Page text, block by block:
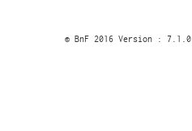
© BnF 2016 Version : 7.1.0